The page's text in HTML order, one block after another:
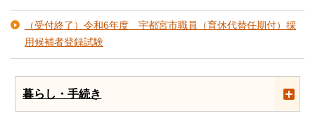
（受付終了）令和6年度 宇都宮市職員（育休代替任期付）採
用候補者登録試験
暮らし・手続き